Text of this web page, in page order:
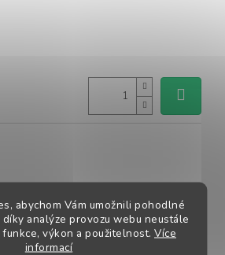
abychom Vám umožnili pohodlné
analýze provozu webu neustále
výkon a použitelnost. Více
informací